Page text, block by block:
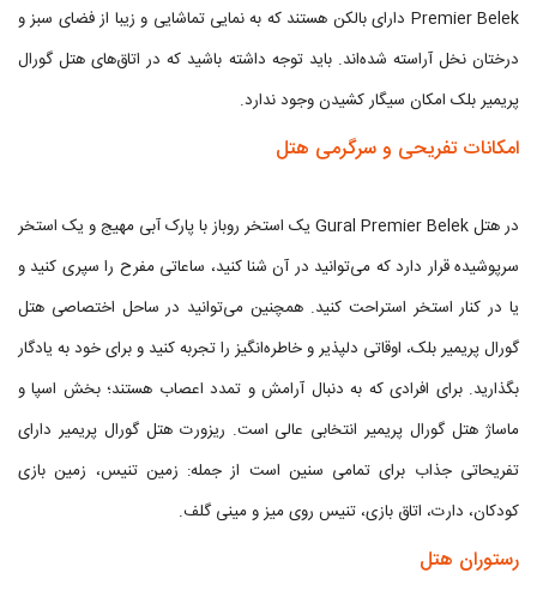
Premier Belek دارای بالکن هستند که به نمایی تماشایی و زیبا از فضای سبز و
درختان نخل آراسته شده‌اند. باید توجه داشته باشید که در اتاق‌های هتل گورال
پریمیر بلک امکان سیگار کشیدن وجود ندارد.
امکانات تفریحی و سرگرمی هتل
در هتل Gural Premier Belek یک استخر روباز با پارک آبی مهیج و یک استخر
سرپوشیده قرار دارد که می‌توانید در آن شنا کنید، ساعاتی مفرح را سپری کنید و
یا در کنار استخر استراحت کنید. همچنین می‌توانید در ساحل اختصاصی هتل
گورال پریمیر بلک، اوقاتی دلپذیر و خاطره‌انگیز را تجربه کنید و برای خود به یادگار
بگذارید. برای افرادی که به دنبال آرامش و تمدد اعصاب هستند؛ بخش اسپا و
ماساژ هتل گورال پریمیر انتخابی عالی است. ریزورت هتل گورال پریمیر دارای
تفریحاتی جذاب برای تمامی سنین است از جمله: زمین تنیس، زمین بازی
کودکان، دارت، اتاق بازی، تنیس روی میز و مینی گلف.
رستوران هتل